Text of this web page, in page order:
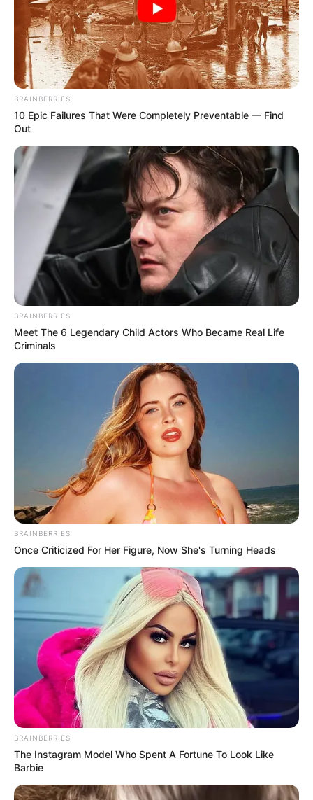
BRAINBERRIES
10 Epic Failures That Were Completely Preventable — Find
Out
BRAINBERRIES
Meet The 6 Legendary Child Actors Who Became Real Life
Criminals
BRAINBERRIES
Once Criticized For Her Figure, Now She's Turning Heads
BRAINBERRIES
The Instagram Model Who Spent A Fortune To Look Like
Barbie